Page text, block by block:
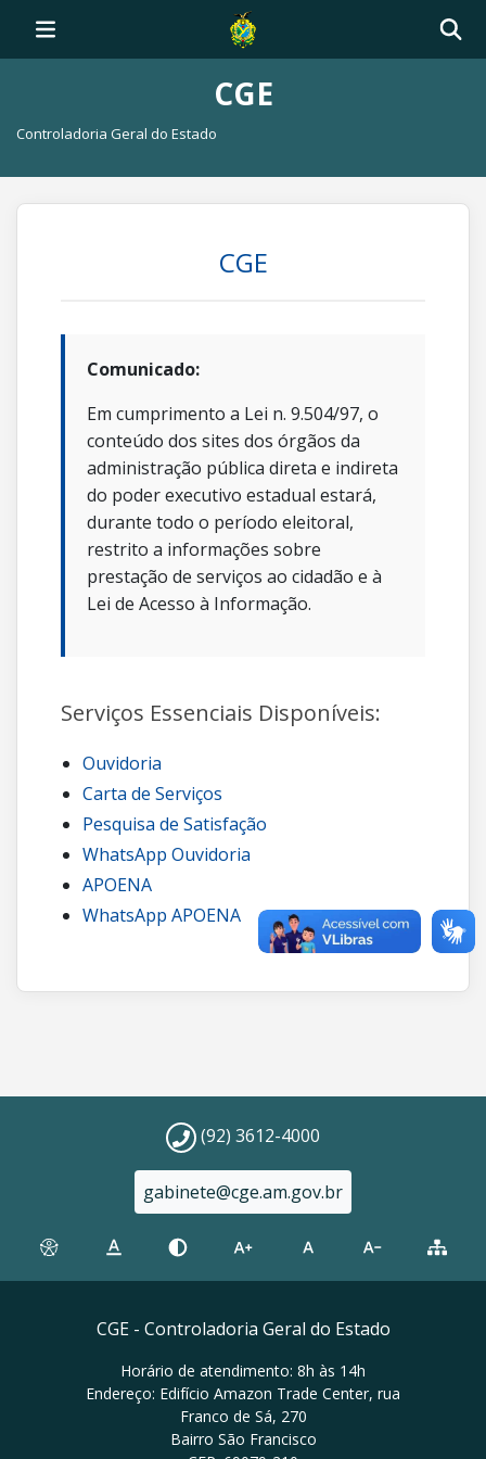
CGE
Controladoria Geral do Estado
CGE
Comunicado:
Em cumprimento a Lei n. 9.504/97, o
conteúdo dos sites dos órgãos da
administração pública direta e indireta
do poder executivo estadual estará,
durante todo o período eleitoral,
restrito a informações sobre
prestação de serviços ao cidadão e à
Lei de Acesso à Informação.
Serviços Essenciais Disponíveis:
Ouvidoria
Carta de Serviços
Pesquisa de Satisfação
WhatsApp Ouvidoria
APOENA
WhatsApp APOENA
(92) 3612-4000
gabinete@cge.am.gov.br
CGE - Controladoria Geral do Estado
Horário de atendimento: 8h às 14h
Endereço: Edifício Amazon Trade Center, rua
Franco de Sá, 270
Bairro São Francisco